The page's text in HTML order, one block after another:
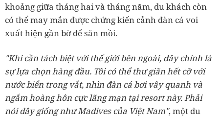
khoảng giữa tháng hai và tháng năm, du khách còn
có thể may mắn được chứng kiến cảnh đàn cá voi
xuất hiện gần bờ để săn mồi.
"Khi cần tách biệt với thế giới bên ngoài, đây chính là
sự lựa chọn hàng đầu. Tôi có thể thư giãn hết cỡ với
nước biển trong vắt, nhìn đàn cá bơi vây quanh và
ngắm hoàng hôn cực lãng mạn tại resort này. Phải
nói đây giống như Madives của Việt Nam", một du